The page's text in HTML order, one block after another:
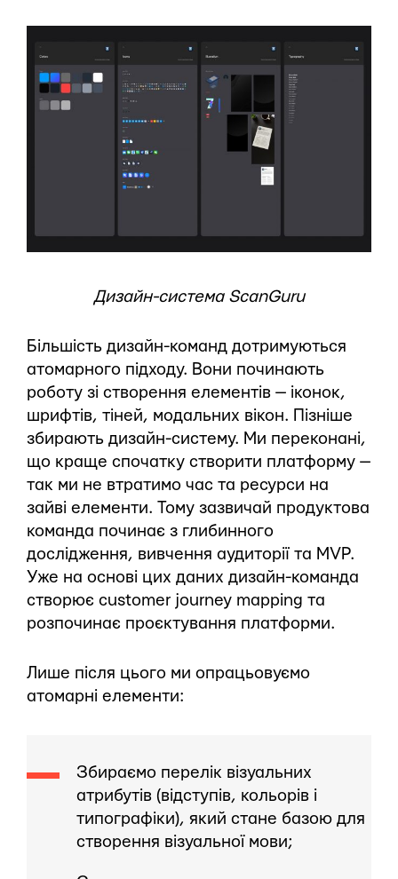
Дизайн-система ScanGuru
Більшість дизайн-команд дотримуються
атомарного підходу. Вони починають
роботу зі створення елементів — іконок,
шрифтів, тіней, модальних вікон. Пізніше
збирають дизайн-систему. Ми переконані,
що краще спочатку створити платформу —
так ми не втратимо час та ресурси на
зайві елементи. Тому зазвичай продуктова
команда починає з глибинного
дослідження, вивчення аудиторії та MVP.
Уже на основі цих даних дизайн-команда
створює customer journey mapping та
розпочинає проєктування платформи.
Лише після цього ми опрацьовуємо
атомарні елементи:
Збираємо перелік візуальних
атрибутів (відступів, кольорів і
типографіки), який стане базою для
створення візуальної мови;